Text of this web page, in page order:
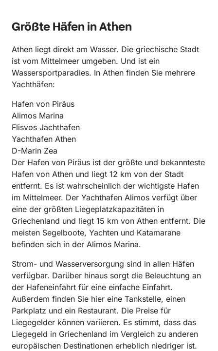
Größte Häfen in Athen
Athen liegt direkt am Wasser. Die griechische Stadt
ist vom Mittelmeer umgeben. Und ist ein
Wassersportparadies. In Athen finden Sie mehrere
Yachthäfen:
Hafen von Piräus
Alimos Marina
Flisvos Jachthafen
Yachthafen Athen
D-Marin Zea
Der Hafen von Piräus ist der größte und bekannteste
Hafen von Athen und liegt 12 km von der Stadt
entfernt. Es ist wahrscheinlich der wichtigste Hafen
im Mittelmeer. Der Yachthafen Alimos verfügt über
eine der größten Liegeplatzkapazitäten in
Griechenland und liegt 15 km von Athen entfernt. Die
meisten Segelboote, Yachten und Katamarane
befinden sich in der Alimos Marina.
Strom- und Wasserversorgung sind in allen Häfen
verfügbar. Darüber hinaus sorgt die Beleuchtung an
der Hafeneinfahrt für eine einfache Einfahrt.
Außerdem finden Sie hier eine Tankstelle, einen
Parkplatz und ein Restaurant. Die Preise für
Liegegelder können variieren. Es stimmt, dass das
Liegegeld in Griechenland im Vergleich zu anderen
europäischen Destinationen erheblich niedriger ist.